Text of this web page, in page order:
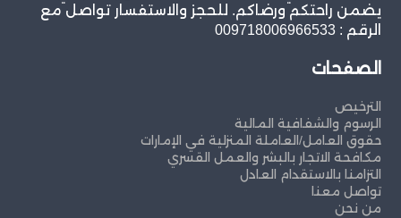
يضمن راحتكم ورضاكم. للحجز والاستفسار تواصل مع
الرقم : 009718006966533
الصفحات
الترخيص
الرسوم والشفافية المالية
حقوق العامل/العاملة المنزلية في الإمارات
مكافحة الاتجار بالبشر والعمل القسري
التزامنا بالاستقدام العادل
تواصل معنا
من نحن